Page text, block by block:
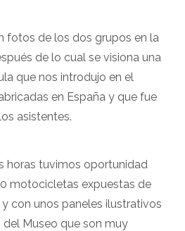
fotos de los dos grupos en la
de lo cual se visiona una
que nos introdujo en el
en España y que fue
asistentes.
horas tuvimos oportunidad
motocicletas expuestas de
con unos paneles ilustrativos
Museo que son muy